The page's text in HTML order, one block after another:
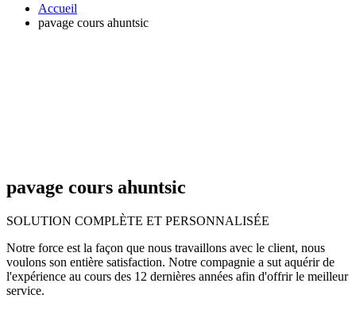
Accueil
pavage cours ahuntsic
pavage cours ahuntsic
SOLUTION COMPLÈTE ET PERSONNALISÉE
Notre force est la façon que nous travaillons avec le client, nous
voulons son entière satisfaction. Notre compagnie a sut aquérir de
l'expérience au cours des 12 dernières années afin d'offrir le meilleur
service.